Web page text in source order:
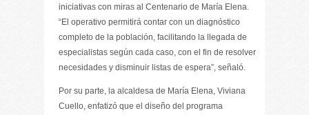
iniciativas con miras al Centenario de María Elena.
“El operativo permitirá contar con un diagnóstico
completo de la población, facilitando la llegada de
especialistas según cada caso, con el fin de resolver
necesidades y disminuir listas de espera”, señaló.
Por su parte, la alcaldesa de María Elena, Viviana
Cuello, enfatizó que el diseño del programa